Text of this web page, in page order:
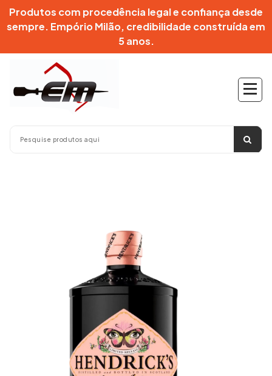
PularProdutos com procedência legal e confiança desde
sempre. Empório Milão, credibilidade construída em
5 anos.